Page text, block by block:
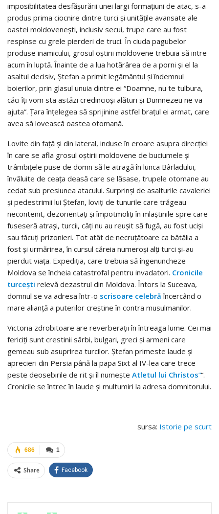
imposibilitatea desfășurării unei largi formațiuni de atac, s-a
produs prima ciocnire dintre turci și unitățile avansate ale
oastei moldovenești, inclusiv secui, trupe care au fost
respinse cu grele pierderi de truci. În ciuda pagubelor
produse inamicului, grosul oștirii moldovene trebuia să intre
acum în luptă. Înainte de a lua hotărârea de a porni și el la
asaltul decisiv, Ștefan a primit legământul și îndemnul
boierilor, prin glasul unuia dintre ei “Doamne, nu te tulbura,
căci îți vom sta astăzi credincioși alături și Dumnezeu ne va
ajuta”. Țara înțelegea să sprijinine astfel brațul ei armat, care
avea să lovească oastea otomană.
Lovite din față și din lateral, induse în eroare asupra direcției
în care se afla grosul oștirii moldovene de buciumele și
trâmbițele puse de domn să le atragă în lunca Bârladului,
învăluite de ceața deasă care se lăsase, trupele otomane au
cedat sub presiunea atacului. Surprinși de asalturile cavaleriei
și pedestrimii lui Ștefan, loviți de tunurile care trăgeau
necontenit, dezorientați și împotmoliți în mlaștinile spre care
fuseseră atrași, turcii, câți nu au reușit să fugă, au fost uciși
sau făcuți prizonieri. Tot atât de necruțătoare ca bătălia a
fost și urmărirea, în cursul căreia numeroși alți turci și-au
pierdut viața. Expediția, care trebuia să îngenuncheze
Moldova se încheia catastrofal pentru invadatori. Cronicile
turcești relevă dezastrul din Moldova. Întors la Suceava,
domnul se va adresa într-o scrisoare celebră încercând o
mare alianță a puterilor creștine în contra musulmanilor.
Victoria zdrobitoare are reverberații în întreaga lume. Cei mai
fericiți sunt crestinii sârbi, bulgari, greci și armeni care
gemeau sub asuprirea turcilor. Ștefan primeste laude și
aprecieri din Persia până la papa Sixt al IV-lea care trece
peste deosebirile de rit și îl numește Atletul lui Christos““.
Cronicile se întrec în laude și multumiri la adresa domnitorului.
sursa: Istorie pe scurt
1
686
Share Facebook